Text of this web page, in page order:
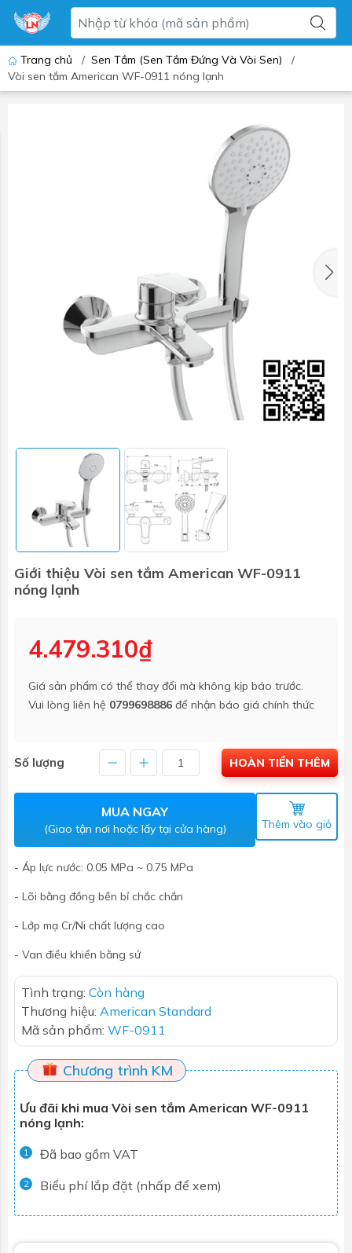
Trang chủ / Sen Tắm (Sen Tắm Đứng Và Vòi Sen)
/
Vòi sen tắm American WF-0911 nóng lạnh
Giới thiệu Vòi sen tắm American WF-0911
nóng lạnh
4.479.310₫
Giá sản phẩm có thể thay đổi mà không kịp báo trước.
Vui lòng liên hệ 0799698886 để nhận báo giá chính thức
Số lượng HOÀN TIỀN THÊM
MUA NGAY
(Giao tận nơi hoặc lấy tại cửa hàng) Thêm vào giỏ
- Áp lực nước: 0.05 MPa ~ 0.75 MPa
- Lõi bằng đồng bền bỉ chắc chắn
- Lớp mạ Cr/Ni chất lượng cao
- Van điều khiển bằng sứ
Tình trạng: Còn hàng
Thương hiệu: American Standard
Mã sản phẩm: WF-0911
Chương trình KM
Ưu đãi khi mua Vòi sen tắm American WF-0911
nóng lạnh:
1 Đã bao gồm VAT
2 Biểu phí lắp đặt (nhấp để xem)